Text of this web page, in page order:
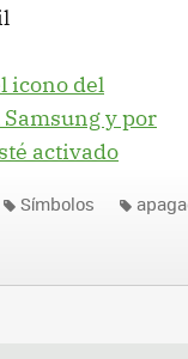
icono del
y por
activado
Símbolos